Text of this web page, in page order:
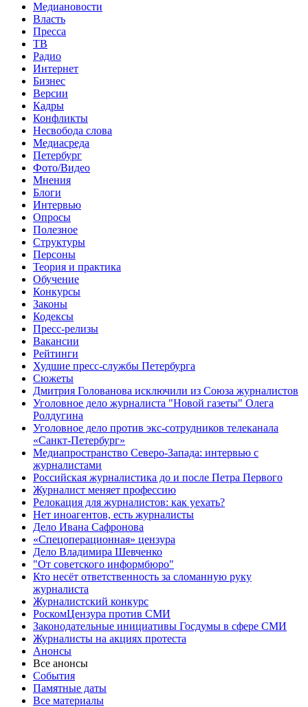
Медиановости
Власть
Пресса
ТВ
Радио
Интернет
Бизнес
Версии
Кадры
Конфликты
Несвобода слова
Медиасреда
Петербург
Фото/Видео
Мнения
Блоги
Интервью
Опросы
Полезное
Структуры
Персоны
Теория и практика
Обучение
Конкурсы
Законы
Кодексы
Пресс-релизы
Вакансии
Рейтинги
Худшие пресс-службы Петербурга
Сюжеты
Дмитрия Голованова исключили из Союза журналистов
Уголовное дело журналиста "Новой газеты" Олега
Ролдугина
Уголовное дело против экс-сотрудников телеканала
«Санкт-Петербург»
Медиапространство Северо-Запада: интервью с
журналистами
Российская журналистика до и после Петра Первого
Журналист меняет профессию
Релокация для журналистов: как уехать?
Нет иноагентов, есть журналисты
Дело Ивана Сафронова
«Спецоперационная» цензура
Дело Владимира Шевченко
"От советского информбюро"
Кто несёт ответственность за сломанную руку
журналиста
Журналистский конкурс
РоскомЦензура против СМИ
Законодательные инициативы Госдумы в сфере СМИ
Журналисты на акциях протеста
Анонсы
Все анонсы
События
Памятные даты
Все материалы